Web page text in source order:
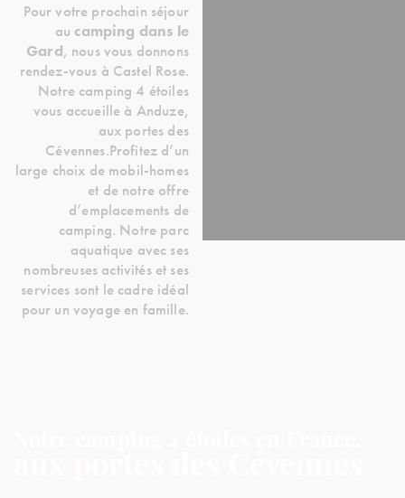
Pour votre prochain séjour
au camping dans le
Gard, nous vous donnons
rendez-vous à Castel Rose.
Notre camping 4 étoiles
vous accueille à Anduze,
aux portes des
Cévennes.Profitez d’un
large choix de mobil-homes
et de notre offre
d’emplacements de
camping. Notre parc
aquatique avec ses
nombreuses activités et ses
services sont le cadre idéal
pour un voyage en famille.